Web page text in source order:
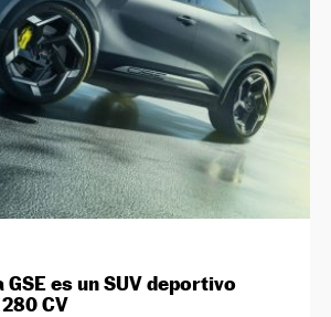
GSE es un SUV deportivo
CV